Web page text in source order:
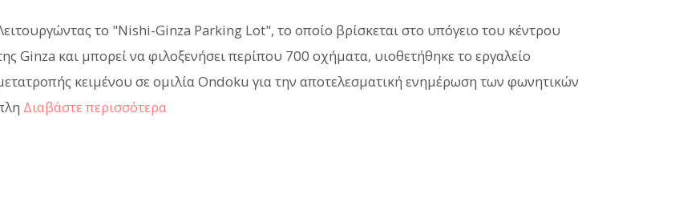
το "Nishi-Ginza Parking Lot", το οποίο βρίσκεται στο υπόγειο του κέντρου
Ginza και μπορεί να φιλοξενήσει περίπου 700 οχήματα, υιοθετήθηκε το εργαλείο
κειμένου σε ομιλία Ondoku για την αποτελεσματική ενημέρωση των φωνητικών
Διαβάστε περισσότερα